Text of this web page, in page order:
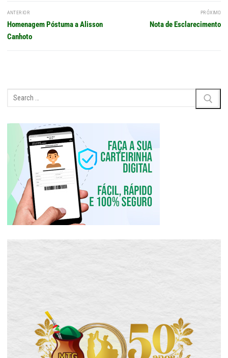
Navegação
de
Post
ANTERIOR
Post
anterior:
Homenagem Póstuma a Alisson
Canhoto
PRÓXIMO
Próximo
Nota de Esclarecimento
Pesquisar
por: